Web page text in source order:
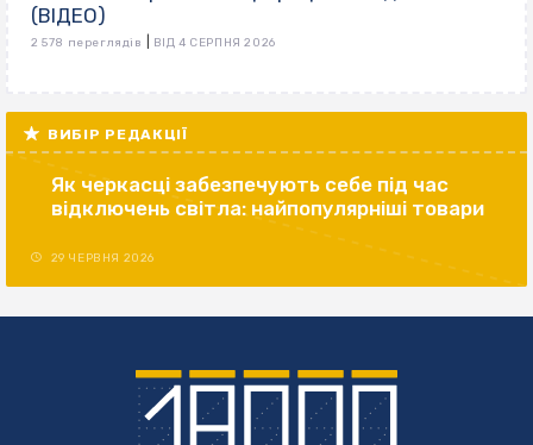
(ВІДЕО)
2 578 переглядів ВІД 4 СЕРПНЯ 2026
ВИБІР РЕДАКЦІЇ
Як черкасці забезпечують себе під час
відключень світла: найпопулярніші товари
29 ЧЕРВНЯ 2026